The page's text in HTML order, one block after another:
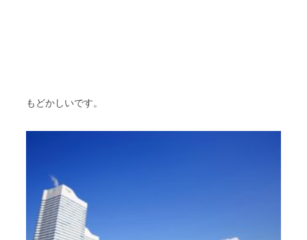
もどかしいです。